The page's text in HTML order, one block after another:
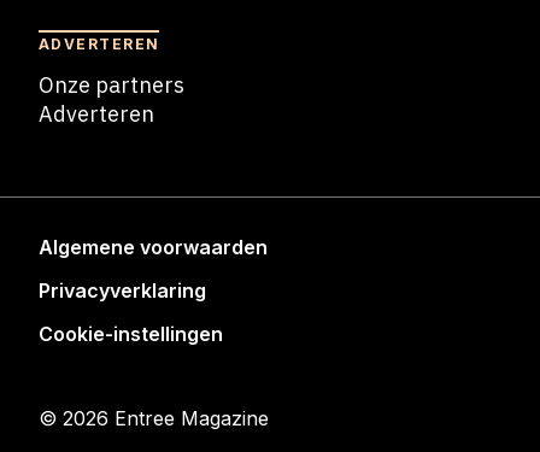
ADVERTEREN
Onze partners
Adverteren
Algemene voorwaarden
Privacyverklaring
Cookie-instellingen
© 2026 Entree Magazine